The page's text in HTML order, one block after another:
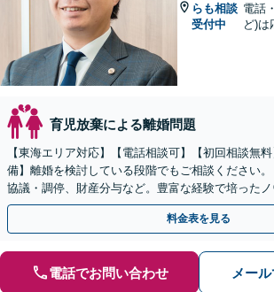
らも相談
受付中
電話
ど)は
育児放棄による離婚問題
【東海エリア対応】【電話相談可】【初回相談無
備】離婚を検討している段階でもご相談ください
協議・調停、財産分与など。豊富な経験で培った
相談者さまにとって最善の解決を目指します
料金表を見る
電話でお問い合わせ メー